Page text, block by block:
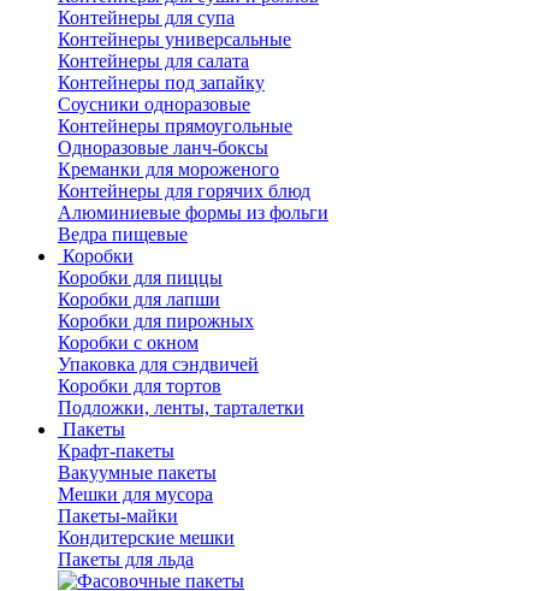
Контейнеры для супа
Контейнеры универсальные
Контейнеры для салата
Контейнеры под запайку
Соусники одноразовые
Контейнеры прямоугольные
Одноразовые ланч-боксы
Креманки для мороженого
Контейнеры для горячих блюд
Алюминиевые формы из фольги
Ведра пищевые
Коробки
Коробки для пиццы
Коробки для лапши
Коробки для пирожных
Коробки с окном
Упаковка для сэндвичей
Коробки для тортов
Подложки, ленты, тарталетки
Пакеты
Крафт-пакеты
Вакуумные пакеты
Мешки для мусора
Пакеты-майки
Кондитерские мешки
Пакеты для льда